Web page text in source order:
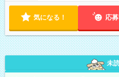
気になる！ 応
未